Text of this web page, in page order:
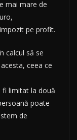
mai mare de
pe profit.
calcul să se
ceea ce
fi limitat la două
poate
de